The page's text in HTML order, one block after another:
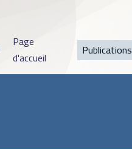
Page
d'accueil
Publications